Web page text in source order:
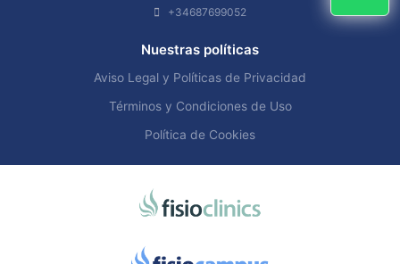
+34687699052
Nuestras políticas
Aviso Legal y Políticas de Privacidad
Términos y Condiciones de Uso
Política de Cookies